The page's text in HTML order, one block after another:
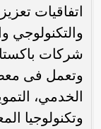
اتفاقيات
شركات
وتعمل فى
الخدمي،
وتكنولوجيا